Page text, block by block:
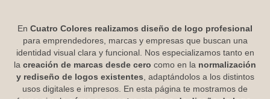
Diseño Gráfico
Impresiones
Stickers UV
En Cuatro Colores realizamos diseño de logo profesional
para emprendedores, marcas y empresas que buscan una
identidad visual clara y funcional. Nos especializamos tanto en
la creación de marcas desde cero como en la normalización
y rediseño de logos existentes , adaptándolos a los distintos
usos digitales e impresos. En esta página te mostramos de